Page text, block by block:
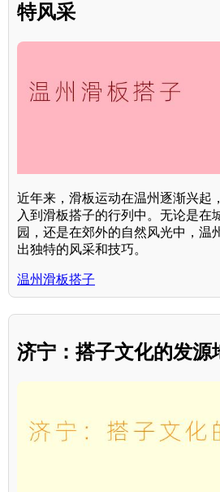
特风采
近年来，滑板运动在温州逐渐兴起
入到滑板搭子的行列中。无论是在
园，还是在郊外的自然风光中，温
出独特的风采和技巧。
温州滑板搭子
济宁：搭子文化的发源